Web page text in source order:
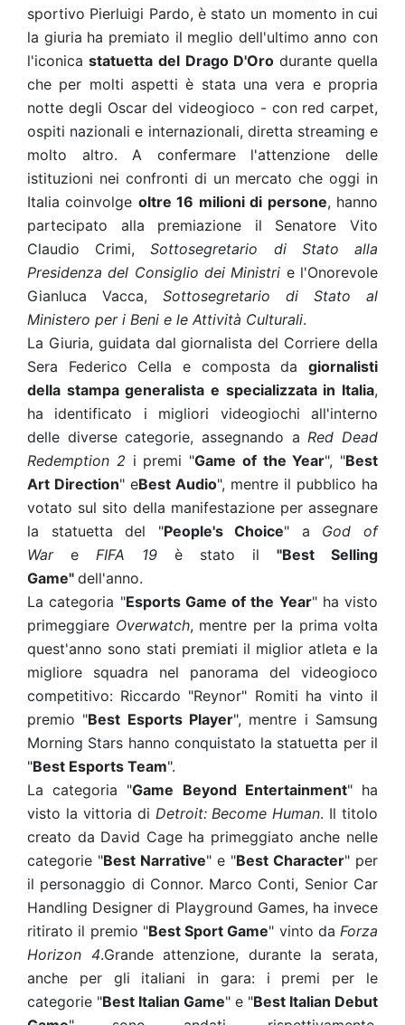
sportivo Pierluigi Pardo, è stato un momento in cui
la giuria ha premiato il meglio dell'ultimo anno con
l'iconica statuetta del Drago D'Oro durante quella
che per molti aspetti è stata una vera e propria
notte degli Oscar del videogioco - con red carpet,
ospiti nazionali e internazionali, diretta streaming e
molto altro. A confermare l'attenzione delle
istituzioni nei confronti di un mercato che oggi in
Italia coinvolge oltre 16 milioni di persone, hanno
partecipato alla premiazione il Senatore Vito
Claudio Crimi,
Sottosegretario di Stato alla
Presidenza del Consiglio dei Ministri e l'Onorevole
Gianluca Vacca,
Sottosegretario di Stato al
Ministero per i Beni e le Attività Culturali.
La Giuria, guidata dal giornalista del Corriere della
Sera Federico Cella e composta da
giornalisti
della stampa generalista e specializzata in Italia,
ha identificato i migliori videogiochi all'interno
delle diverse categorie, assegnando a Red Dead
Redemption 2 i premi "Game of the Year", "Best
Art Direction" eBest Audio", mentre il pubblico ha
votato sul sito della manifestazione per assegnare
la statuetta del "People's Choice" a
God of
War
e FIFA 19 è stato il
"Best Selling
Game" dell'anno.
La categoria "Esports Game of the Year" ha visto
primeggiare Overwatch, mentre per la prima volta
quest'anno sono stati premiati il miglior atleta e la
migliore squadra nel panorama del videogioco
competitivo: Riccardo "Reynor" Romiti ha vinto il
premio "Best Esports Player", mentre i Samsung
Morning Stars hanno conquistato la statuetta per il
"Best Esports Team".
La categoria "Game Beyond Entertainment" ha
visto la vittoria di Detroit: Become Human. Il titolo
creato da David Cage ha primeggiato anche nelle
categorie "Best Narrative" e "Best Character" per
il personaggio di Connor. Marco Conti, Senior Car
Handling Designer di Playground Games, ha invece
ritirato il premio "Best Sport Game" vinto da Forza
Horizon 4.Grande attenzione, durante la serata,
anche per gli italiani in gara: i premi per le
categorie "Best Italian Game" e "Best Italian Debut